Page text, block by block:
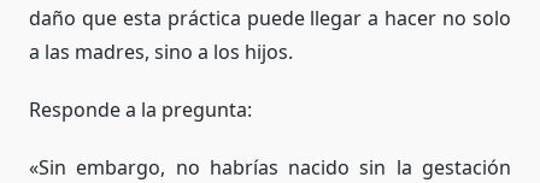
daño que esta práctica puede llegar a hacer no solo
a las madres, sino a los hijos.
Responde a la pregunta:
«Sin embargo, no habrías nacido sin la gestación